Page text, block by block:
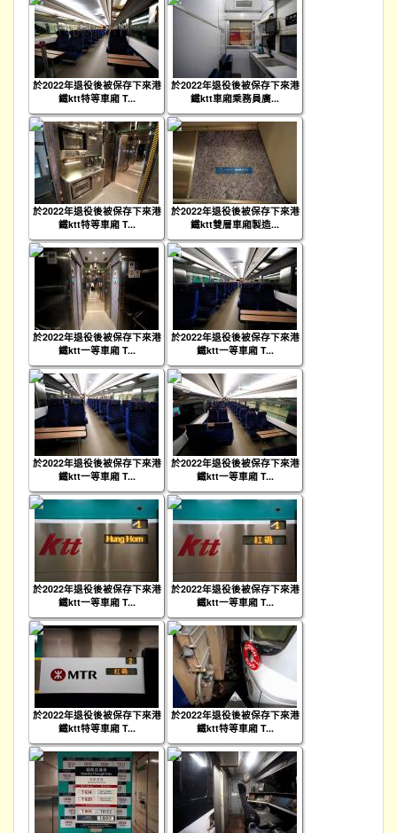
於2022年退役後被保存下來港
鐵ktt特等車廂 T...
於2022年退役後被保存下來港
鐵ktt車廂乘務員廣...
於2022年退役後被保存下來港
鐵ktt特等車廂 T...
於2022年退役後被保存下來港
鐵ktt雙層車廂製造...
於2022年退役後被保存下來港
鐵ktt一等車廂 T...
於2022年退役後被保存下來港
鐵ktt一等車廂 T...
於2022年退役後被保存下來港
鐵ktt一等車廂 T...
於2022年退役後被保存下來港
鐵ktt一等車廂 T...
於2022年退役後被保存下來港
鐵ktt一等車廂 T...
於2022年退役後被保存下來港
鐵ktt一等車廂 T...
於2022年退役後被保存下來港
鐵ktt特等車廂 T...
於2022年退役後被保存下來港
鐵ktt特等車廂 T...